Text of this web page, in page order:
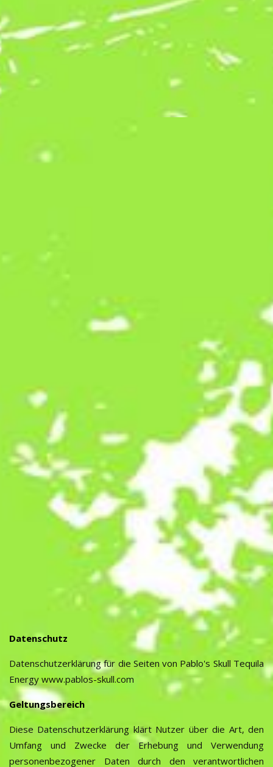
Datenschutz
Datenschutzerklärung für die Seiten von Pablo's Skull Tequila
Energy www.pablos-skull.com
Geltungsbereich
Diese Datenschutzerklärung klärt Nutzer über die Art, den
Umfang und Zwecke der Erhebung und Verwendung
personenbezogener Daten durch den verantwortlichen